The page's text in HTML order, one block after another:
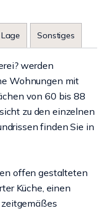
Lage Sonstiges
werden
Wohnungen mit
von 60 bis 88
zu den einzelnen
finden Sie in
offen gestalteten
Küche, einen